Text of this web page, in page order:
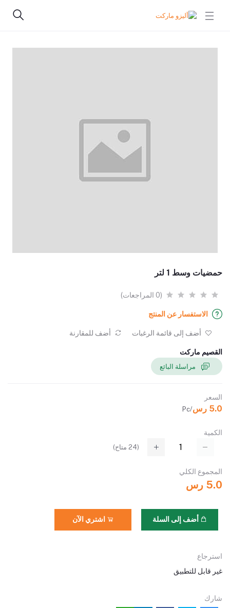
حمضيات وسط 1 لتر
(0 المراجعات)
الاستفسار عن المنتج
أضف إلى قائمة الرغبات أضف للمقارنة
القصيم ماركت
السعر
5.0 رس /Pc
الكمية
(
24متاح)
المجموع الكلي
5.0 رس
أضف إلى السلة اشتري الآن
استرجاع
غير قابل للتطبيق
شارك